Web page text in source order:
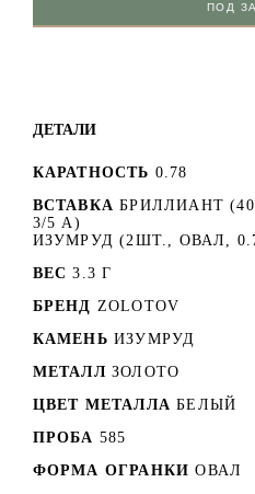
ПОД
ДЕТАЛИ
КАРАТНОСТЬ 0.78
ВСТАВКА БРИЛЛИАНТ
3/5 А)
ИЗУМРУД (2ШТ., ОВАЛ,
ВЕС 3.3 Г
БРЕНД ZOLOTOV
КАМЕНЬ ИЗУМРУД
МЕТАЛЛ ЗОЛОТО
ЦВЕТ МЕТАЛЛА БЕЛЫЙ
ПРОБА 585
ФОРМА ОГРАНКИ ОВАЛ